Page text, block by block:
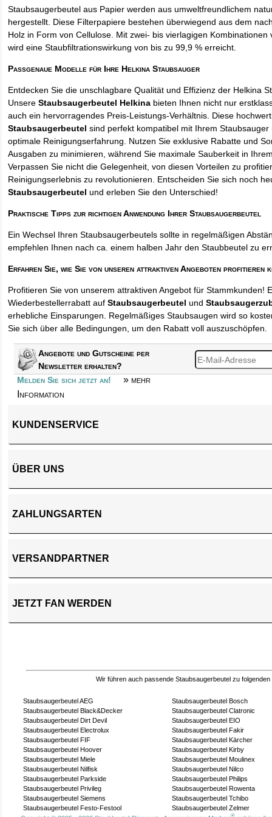
Staubsaugerbeutel aus Papier werden aus umweltfreundlichem
hergestellt. Diese Filterpapiere bestehen überwiegend aus dem
Holz in Form von Cellulose. Mit zwei- bis vierlagigen Kombinationen
wird eine Staubfiltrationswirkung von bis zu 99,9 % erreicht.
Passgenaue Modelle für Ihre Helkina Staubsauger
Entdecken Sie die unschlagbare Qualität und Effizienz der Helkina
UnsereStaubsaugerbeutel Helkina bieten Ihnen nicht nur
auch ein hervorragendes Preis-Leistungs-Verhältnis. Diese
Staubsaugerbeutel sind perfekt kompatibel mit Ihrem
optimale Reinigungserfahrung. Nutzen Sie exklusive Rabatte und
Ausgaben zu minimieren, während Sie maximale Sauberkeit in
Verpassen Sie nicht die Gelegenheit, von diesen Vorteilen zu
Reinigungserlebnis zu revolutionieren. Entscheiden Sie sich noch
Staubsaugerbeutel und erleben Sie den Unterschied!
Praktische Tipps zur richtigen Anwendung Ihrer Staubsaugerbeutel
Ein Wechsel Ihren Staubsaugerbeutels sollte in regelmäßigen
empfehlen Ihnen nach ca. einem halben Jahr den Staubbeutel zu
Erfahren Sie, wie Sie von unseren attraktiven Angeboten profitieren
Profitieren Sie von unserem attraktiven Angebot für Stammkunden!
Wiederbestellerrabatt aufStaubsaugerbeutel und
erhebliche Einsparungen. Regelmäßiges Staubsaugen wird so
Sie sich über alle Bedingungen, um den Rabatt voll auszuschöpfen.
Angebote und Gutscheine per
Newsletter erhalten?
Melden Sie sich jetzt an!
» mehr
Information
KUNDENSERVICE
ÜBER UNS
ZAHLUNGSARTEN
VERSANDPARTNER
JETZT FAN WERDEN
Wir führen auch passende Staubsaugerbeutel zu folgenden
Staubsaugerbeutel AEG
Staubsaugerbeutel Bosch
Staubsaugerbeutel Black&Decker
Staubsaugerbeutel Clatronic
Staubsaugerbeutel Dirt Devil
Staubsaugerbeutel EIO
Staubsaugerbeutel Electrolux
Staubsaugerbeutel Fakir
Staubsaugerbeutel FIF
Staubsaugerbeutel Kärcher
Staubsaugerbeutel Hoover
Staubsaugerbeutel Kirby
Staubsaugerbeutel Miele
Staubsaugerbeutel Moulinex
Staubsaugerbeutel Nilfisk
Staubsaugerbeutel Nilco
Staubsaugerbeutel Parkside
Staubsaugerbeutel Philips
Staubsaugerbeutel Privileg
Staubsaugerbeutel Rowenta
Staubsaugerbeutel Siemens
Staubsaugerbeutel Tchibo
Staubsaugerbeutel Festo-Festool
Staubsaugerbeutel Zelmer
®